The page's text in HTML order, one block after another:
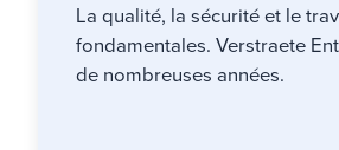
La qualité, la sécurité et le
fondamentales. Verstraete
de nombreuses années.